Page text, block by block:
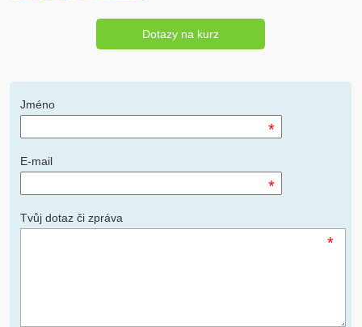
Dotazy na kurz
Jméno
*
E-mail
*
Tvůj dotaz či zpráva
*